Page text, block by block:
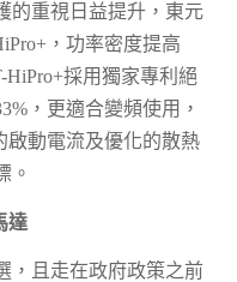
的重視日益提升，東元
，功率密度提高
HiPro+採用獨家專利絕
，更適合變頻使用，
啟動電流及優化的散熱
。
達
，且走在政府政策之前